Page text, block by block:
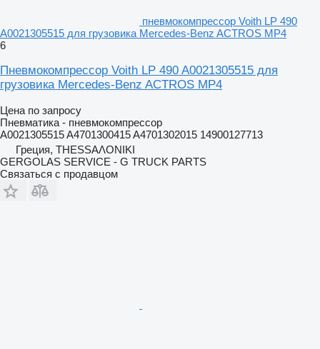
пневмокомпрессор Voith LP 490
A0021305515 для грузовика Mercedes-Benz ACTROS MP4
6
Пневмокомпрессор Voith LP 490 A0021305515 для
грузовика Mercedes-Benz ACTROS MP4
Цена по запросу
Пневматика - пневмокомпрессор
A0021305515 A4701300415 A4701302015 14900127713
Греция, ΤΗΕSSΑΛΟΝΙΚΙ
GERGOLAS SERVICE - G TRUCK PARTS
Связаться с продавцом